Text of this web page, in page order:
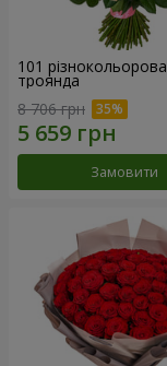
101 різнокольорова
троянда
8 706 грн
Замовити